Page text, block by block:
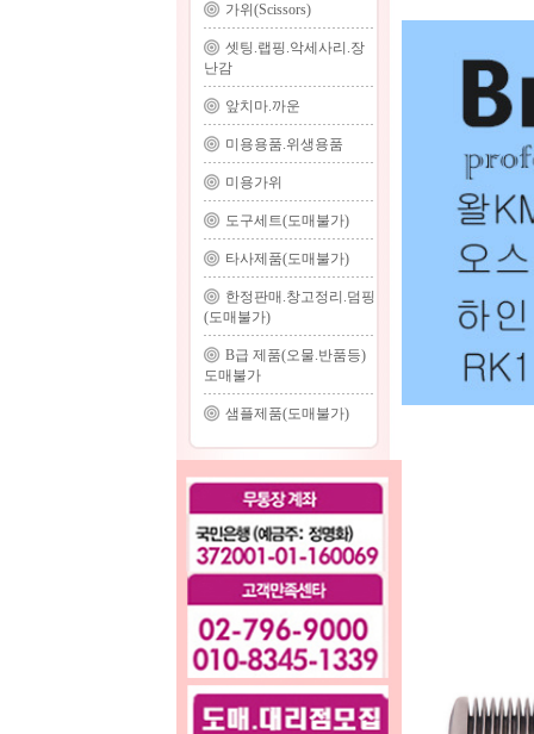
가위(Scissors)
셋팅.랩핑.악세사리.장
난감
앞치마.까운
미용용품.위생용품
미용가위
도구세트(도매불가)
타사제품(도매불가)
한정판매.창고정리.덤핑
(도매불가)
B급 제품(오물.반품등)
도매불가
샘플제품(도매불가)